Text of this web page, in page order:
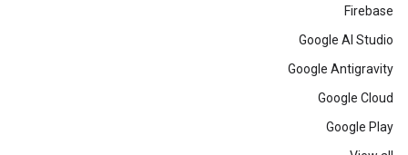
Firebase
Google AI Studio
Google Antigravity
Google Cloud
Google Play